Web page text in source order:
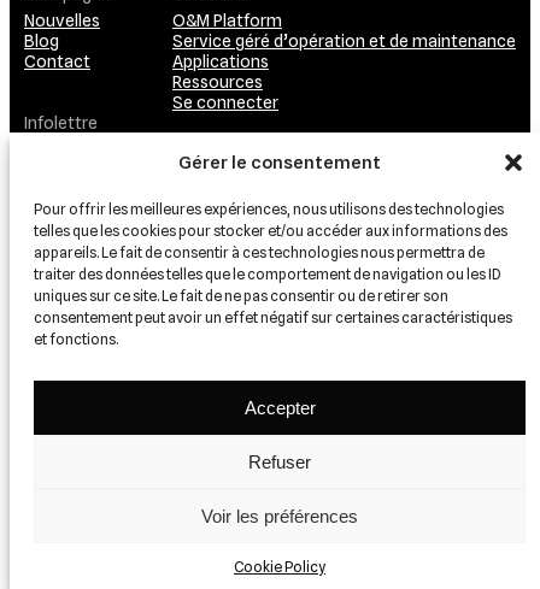
Gérer le consentement
Pour offrir les meilleures expériences, nous utilisons des technologies
telles que les cookies pour stocker et/ou accéder aux informations des
appareils. Le fait de consentir à ces technologies nous permettra de
traiter des données telles que le comportement de navigation ou les ID
uniques sur ce site. Le fait de ne pas consentir ou de retirer son
consentement peut avoir un effet négatif sur certaines caractéristiques
et fonctions.
Accepter
Refuser
Voir les préférences
Cookie Policy
Nouvelles
Blog
Contact
O&M Platform
Service géré d’opération et de maintenance
Applications
Ressources
Se connecter
Infolettre
RECOMMANDÉ PAR…